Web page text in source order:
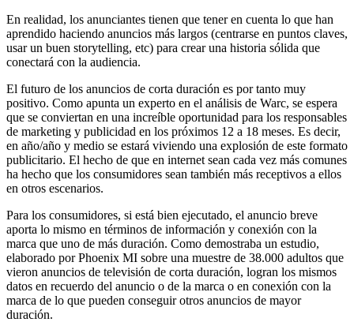
En realidad, los anunciantes tienen que tener en cuenta lo que han
aprendido haciendo anuncios más largos (centrarse en puntos claves,
usar un buen storytelling, etc) para crear una historia sólida que
conectará con la audiencia.
El futuro de los anuncios de corta duración es por tanto muy
positivo. Como apunta un experto en el análisis de Warc, se espera
que se conviertan en una increíble oportunidad para los responsables
de marketing y publicidad en los próximos 12 a 18 meses. Es decir,
en año/año y medio se estará viviendo una explosión de este formato
publicitario. El hecho de que en internet sean cada vez más comunes
ha hecho que los consumidores sean también más receptivos a ellos
en otros escenarios.
Para los consumidores, si está bien ejecutado, el anuncio breve
aporta lo mismo en términos de información y conexión con la
marca que uno de más duración. Como demostraba un estudio,
elaborado por Phoenix MI sobre una muestre de 38.000 adultos que
vieron anuncios de televisión de corta duración, logran los mismos
datos en recuerdo del anuncio o de la marca o en conexión con la
marca de lo que pueden conseguir otros anuncios de mayor
duración.